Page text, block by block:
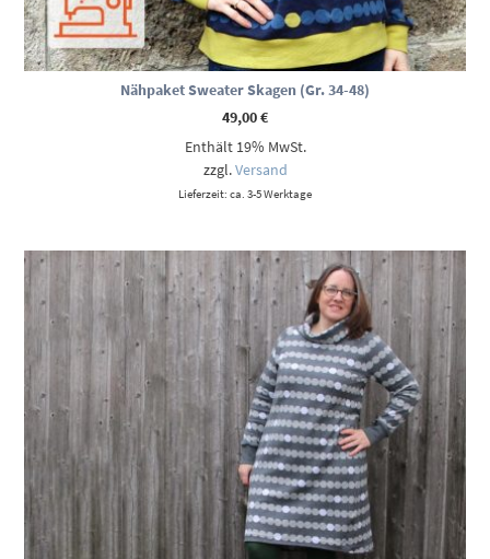
Nähpaket Sweater Skagen (Gr. 34-48)
49,00€
Enthält 19% MwSt.
zzgl.Versand
Lieferzeit: ca. 3-5 Werktage